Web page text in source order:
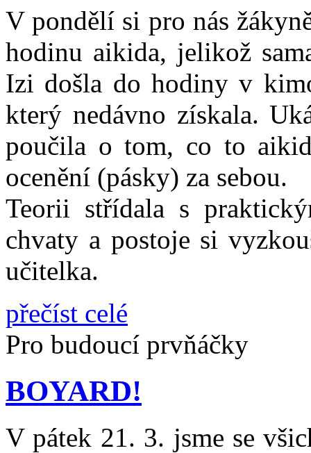
V pondělí si pro nás
hodinu aikida, jelikož
Izi došla do hodiny v
který nedávno získala.
poučila o tom, co to
ocenění (pásky) za sebou.
Teorii střídala s
chvaty a postoje si
učitelka.
přečíst celé
Pro budoucí prvňáčky
BOYARD!
V pátek 21. 3. jsme se